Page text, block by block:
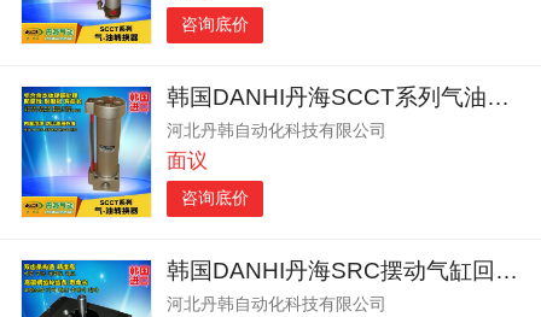
咨询底价
韩国DANHI丹海SCCT系列气油气液转换器
河北丹韩自动化科技有限公司
面议
咨询底价
韩国DANHI丹海SRC摆动气缸回转气缸旋转气缸
河北丹韩自动化科技有限公司